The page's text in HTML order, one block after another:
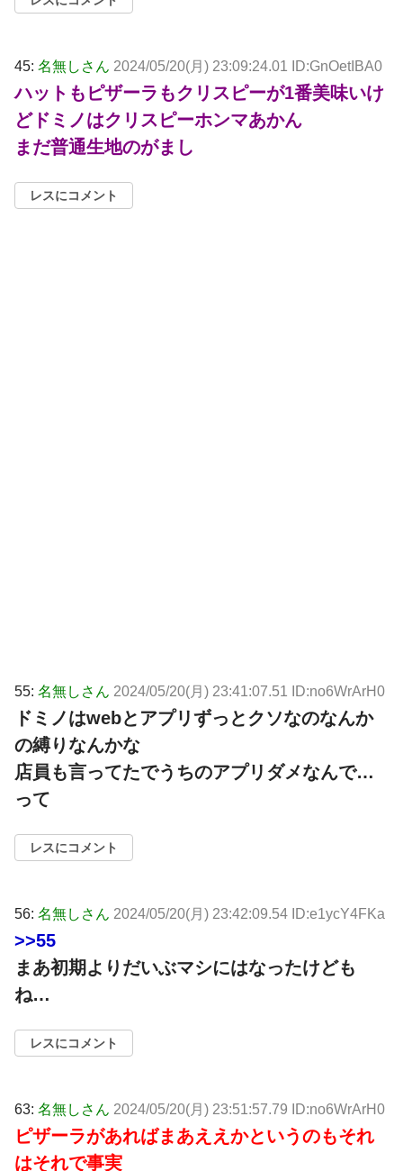
45: 名無しさん 2024/05/20(月) 23:09:24.01 ID:GnOetIBA0
ハットもピザーラもクリスピーが1番美味いけ
どドミノはクリスピーホンマあかん
まだ普通生地のがまし
レスにコメント
55: 名無しさん 2024/05/20(月) 23:41:07.51 ID:no6WrArH0
ドミノはwebとアプリずっとクソなのなんか
の縛りなんかな
店員も言ってたでうちのアプリダメなんで…
って
レスにコメント
56: 名無しさん 2024/05/20(月) 23:42:09.54 ID:e1ycY4FKa
>>55
まあ初期よりだいぶマシにはなったけども
ね…
レスにコメント
63: 名無しさん 2024/05/20(月) 23:51:57.79 ID:no6WrArH0
ピザーラがあればまあええかというのもそれ
はそれで事実